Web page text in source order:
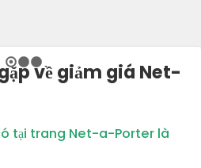
về giảm giá Net-
tại trang Net-a-Porter là